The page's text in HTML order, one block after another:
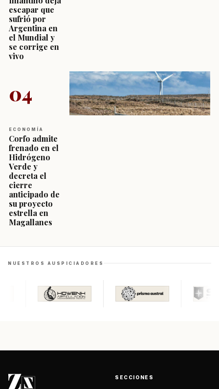
escapar que
sufrió por
Argentina en
el Mundial y
se corrige en
vivo
04
ECONOMÍA
Corfo admite
frenado en el
Hidrógeno
Verde y
decreta el
cierre
anticipado de
su proyecto
estrella en
Magallanes
NUESTROS AUSPICIADORES
SECCIONES